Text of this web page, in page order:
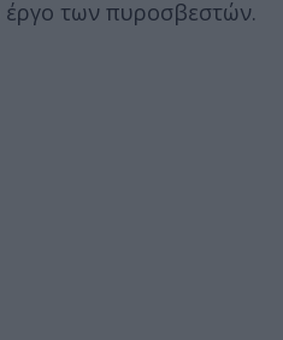
έργο των πυροσβεστών.